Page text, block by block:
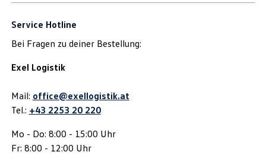
Service Hotline
Bei Fragen zu deiner Bestellung:
Exel Logistik
Mail: office@exellogistik.at
Tel.: +43 2253 20 220
Mo - Do: 8:00 - 15:00 Uhr
Fr: 8:00 - 12:00 Uhr